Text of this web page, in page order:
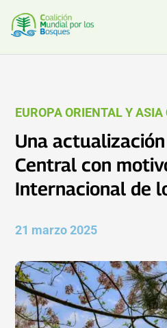
EUROPA ORIENTAL Y
Una
Central con
Internacional de
21 marzo 2025